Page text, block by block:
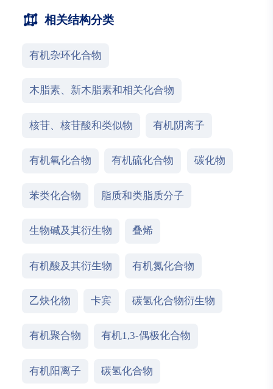
相关结构分类
有机杂环化合物
木脂素、新木脂素和相关化合物
核苷、核苷酸和类似物 有机阴离子
有机氧化合物 有机硫化合物 碳化物
苯类化合物 脂质和类脂质分子
生物碱及其衍生物 叠烯
有机酸及其衍生物 有机氮化合物
乙炔化物 卡宾 碳氢化合物衍生物
有机聚合物 有机1,3-偶极化合物
有机阳离子 碳氢化合物